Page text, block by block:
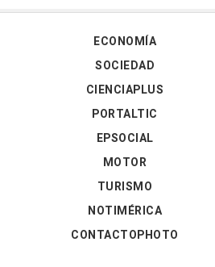
ECONOMÍA
SOCIEDAD
CIENCIAPLUS
PORTALTIC
EPSOCIAL
MOTOR
TURISMO
NOTIMÉRICA
CONTACTOPHOTO